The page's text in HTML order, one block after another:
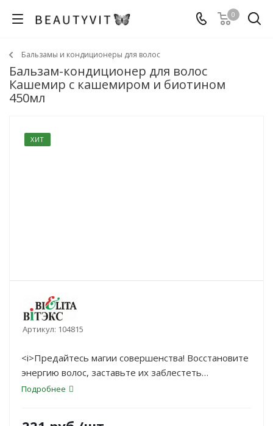
0
Бальзамы и кондиционеры для волос
Бальзам-кондиционер для волос
Кашемир с кашемиром и биотином
450мл
ХИТ
Артикул: 104815
<i>Предайтесь магии совершенства! Восстановите
энергию волос, заставьте их заблестеть
здоровьем!</i>
Подробнее